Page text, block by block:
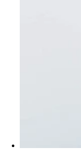
（左から